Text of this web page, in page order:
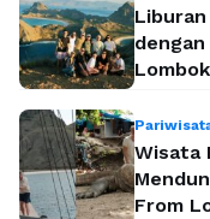
Lombok
Wisata
From